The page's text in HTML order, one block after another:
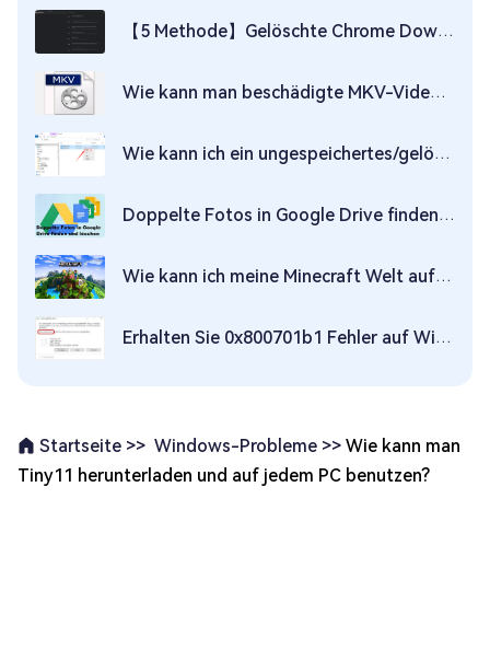
【5 Methode】Gelöschte Chrome Downloads wiederherstellen
Wie kann man beschädigte MKV-Videodateien reparieren?
Wie kann ich ein ungespeichertes/gelöschtes LibreOffice-Dokument wiederherstellen? Finden Sie hier Antworten!
Doppelte Fotos in Google Drive finden und löschen
Wie kann ich meine Minecraft Welt auf Windows/PS4/Mobile wiederherstellen?
Erhalten Sie 0x800701b1 Fehler auf Windows 11/10? Hier finden Sie die Lösungen
Startseite >> Windows-Probleme >> Wie kann man
Tiny11 herunterladen und auf jedem PC benutzen?